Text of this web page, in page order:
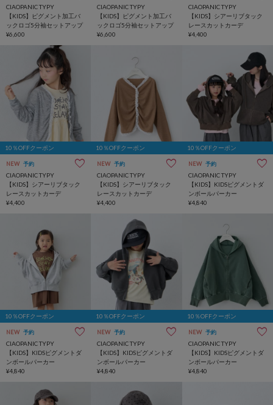
CIAOPANIC TYPY
【KIDS】ピグメント加工バ
ックロゴ5分袖セットアップ
¥6,600
CIAOPANIC TYPY
【KIDS】ピグメント加工バ
ックロゴ5分袖セットアップ
¥6,600
CIAOPANIC TYPY
【KIDS】シアーリブタック
レースカットカーデ
¥4,400
10％OFFクーポン
NEW 予約
CIAOPANIC TYPY
【KIDS】シアーリブタック
レースカットカーデ
¥4,400
10％OFFクーポン
NEW 予約
CIAOPANIC TYPY
【KIDS】シアーリブタック
レースカットカーデ
¥4,400
10％OFFクーポン
NEW 予約
CIAOPANIC TYPY
【KIDS】KIDSピグメントダ
ンボールパーカー
¥4,840
10％OFFクーポン
NEW 予約
CIAOPANIC TYPY
【KIDS】KIDSピグメントダ
ンボールパーカー
¥4,840
10％OFFクーポン
NEW 予約
CIAOPANIC TYPY
【KIDS】KIDSピグメントダ
ンボールパーカー
¥4,840
10％OFFクーポン
NEW 予約
CIAOPANIC TYPY
【KIDS】KIDSピグメントダ
ンボールパーカー
¥4,840